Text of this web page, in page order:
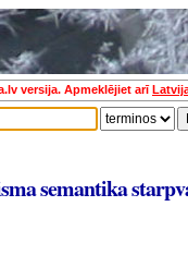
versija. Apmeklējiet arī
semantika